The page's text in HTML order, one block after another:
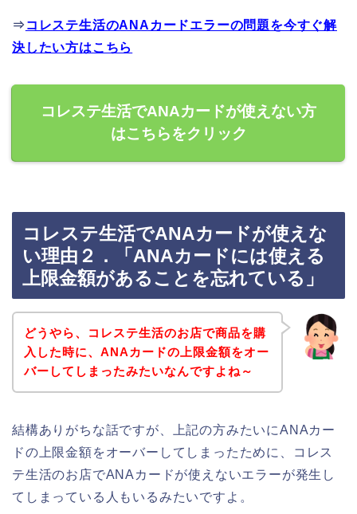
⇒ コレステ生活のANAカードエラーの問題を今すぐ解
決したい方はこちら
コレステ生活でANAカードが使えない方
はこちらをクリック
コレステ生活でANAカードが使えな
い理由２．「ANAカードには使える
上限金額があることを忘れている」
どうやら、コレステ生活のお店で商品を購
入した時に、ANAカードの上限金額をオー
バーしてしまったみたいなんですよね～
結構ありがちな話ですが、上記の方みたいにANAカー
ドの上限金額をオーバーしてしまったために、コレス
テ生活のお店でANAカードが使えないエラーが発生し
てしまっている人もいるみたいですよ。